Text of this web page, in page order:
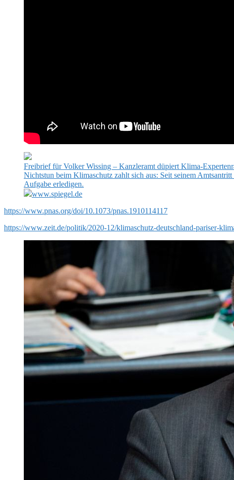
Freibrief für Volker Wissing – Kanzleramt düpiert Klima-
Nichtstun beim Klimaschutz zahlt sich aus: Seit seinem
Aufgabe erledigen.
www.spiegel.de
https://www.pnas.org/doi/10.1073/pnas.1910114117
https://www.zeit.de/politik/2020-12/klimaschutz-deutschland-pariser-